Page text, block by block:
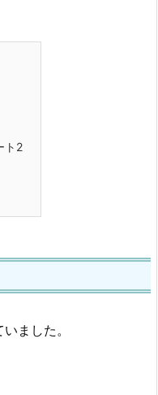
ト2
ました。